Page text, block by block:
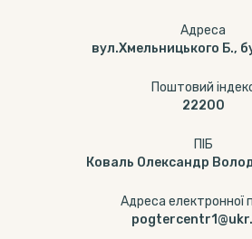
Адреса
вул.Хмельницького Б.,
Поштовий
22200
ПІБ
Коваль Олександр
Адреса електронної